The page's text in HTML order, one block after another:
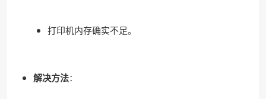
打印机内存确实不足。
解决方法：